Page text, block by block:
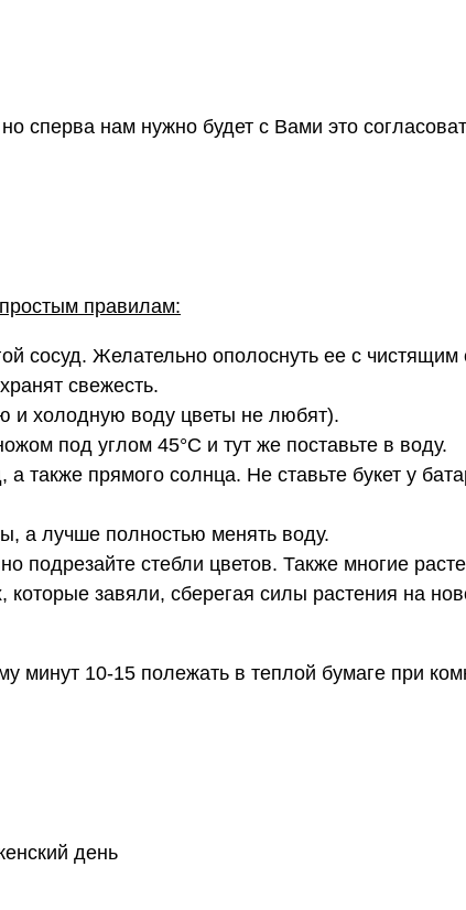
сперва нам нужно будет с Вами это
правилам:
сосуд. Желательно ополоснуть ее с
свежесть.
и холодную воду цветы не любят).
под углом 45°C и тут же поставьте в воду.
также прямого солнца. Не ставьте букет у
а лучше полностью менять воду.
подрезайте стебли цветов. Также многие
которые завяли, сберегая силы растения на
минут 10-15 полежать в теплой бумаге при
день